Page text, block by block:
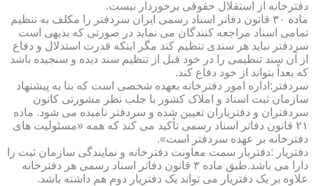
دفترخانه از استقلال حقوقی برخوردار نیست.
ماده ۳۰ قانون دفاتر اسناد رسمی ایران سردفتر را مکلف به تنظیم
تمامی اسناد مراجعه کنندگان می نماید در صورتی که بدیهی است
سردفتر نباید هر سندی تنظیم کند مگر اینکه قدرت استدلال و دفاع
از آن سند تنظیمی را در خود قبل از تنظیم سند دیده و سنجیده باشد
که بعداً بتواند از خود دفاع کند.
سردفتر:اداره امور دفترخانه بعهده شخصی است که بنا به پیشنهاد
سازمان ثبت اسناد و املاک کشور با جلب نظر مشورتی کانون
سردفتران و دفتریاران تعیین شده و سردفتر نامیده می شود. ماده
۲۱ قانون دفاتر اسناد رسمی تأکید می کند که همه «مسئولیت های
دفترخانه بر عهده سردفتر است».
دفتریار :دفتریار سمت معاونت دفترخانه و نمایندگی سازمان ثبت را
دارا می باشد.طبق ماده ۳ قانون دفاتر اسناد رسمی هر دفترخانه
علاوه بر یک دفتریار می تواند یک دفتریار دوم هم داشته باشد.